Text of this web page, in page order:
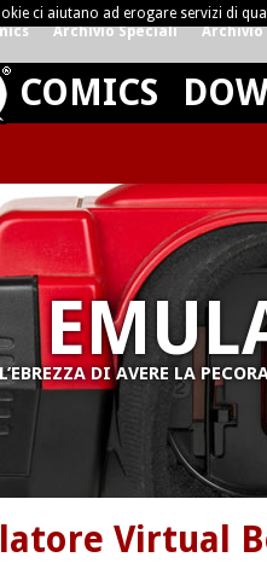
Archivio Speciali Archivio
COMICS
DI AVERE LA
Virtual
ci aiutano ad erogare servizi di